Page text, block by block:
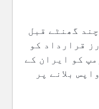
گھنٹے قبل
قرارداد کو
کو ایران کے
بلانے پر